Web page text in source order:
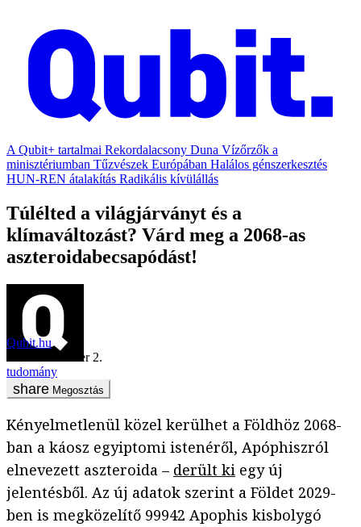
A Qubit+ tartalmai Rekordalacsony Duna Vízőrzők a
minisztériumban Tűzvészek Európában Halálos génszerkesztés
HUN-REN átalakítás Radikális kívülállás
Túlélted a világjárványt és a
klímaváltozást? Várd meg a 2068-as
aszteroidabecsapódást!
Qubit.hu
2020. november 2.
tudomány
Megosztás
Kényelmetlenül közel kerülhet a Földhöz 2068-
ban a káosz egyiptomi istenéről, Apóphiszról
elnevezett aszteroida – derült ki egy új
jelentésből. Az új adatok szerint a Földet 2029-
ben is megközelítő 99942 Apophis kisbolygó